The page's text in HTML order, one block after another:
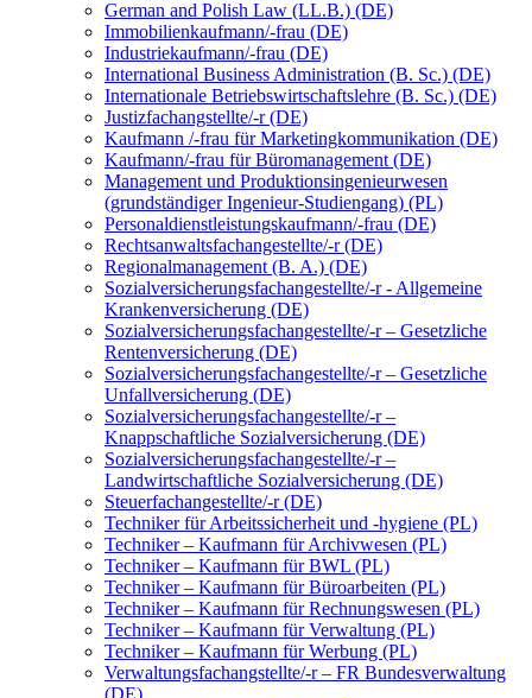
German and Polish Law (LL.B.) (DE)
Immobilienkaufmann/-frau (DE)
Industriekaufmann/-frau (DE)
International Business Administration (B. Sc.) (DE)
Internationale Betriebswirtschaftslehre (B. Sc.) (DE)
Justizfachangstellte/-r (DE)
Kaufmann /-frau für Marketingkommunikation (DE)
Kaufmann/-frau für Büromanagement (DE)
Management und Produktionsingenieurwesen
(grundständiger Ingenieur-Studiengang) (PL)
Personaldienstleistungskaufmann/-frau (DE)
Rechtsanwaltsfachangestellte/-r (DE)
Regionalmanagement (B. A.) (DE)
Sozialversicherungsfachangestellte/-r - Allgemeine
Krankenversicherung (DE)
Sozialversicherungsfachangestellte/-r – Gesetzliche
Rentenversicherung (DE)
Sozialversicherungsfachangestellte/-r – Gesetzliche
Unfallversicherung (DE)
Sozialversicherungsfachangestellte/-r –
Knappschaftliche Sozialversicherung (DE)
Sozialversicherungsfachangestellte/-r –
Landwirtschaftliche Sozialversicherung (DE)
Steuerfachangestellte/-r (DE)
Techniker für Arbeitssicherheit und -hygiene (PL)
Techniker – Kaufmann für Archivwesen (PL)
Techniker – Kaufmann für BWL (PL)
Techniker – Kaufmann für Büroarbeiten (PL)
Techniker – Kaufmann für Rechnungswesen (PL)
Techniker – Kaufmann für Verwaltung (PL)
Techniker – Kaufmann für Werbung (PL)
Verwaltungsfachangstellte/-r – FR Bundesverwaltung